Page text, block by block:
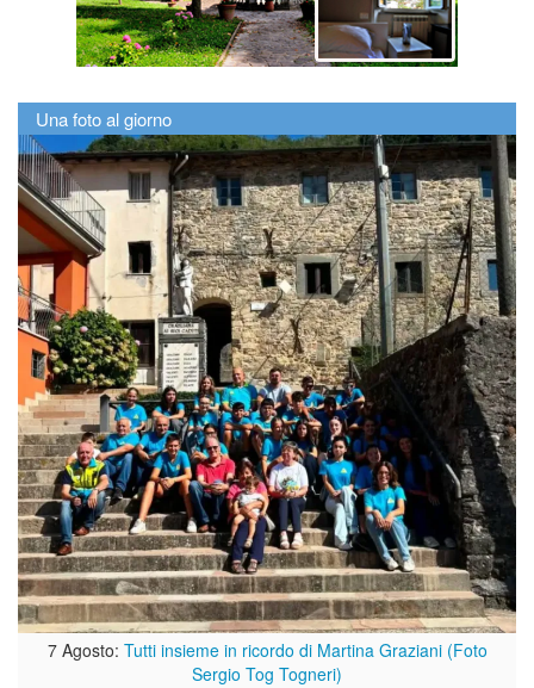
Una foto al giorno
7 Agosto: Tutti insieme in ricordo di Martina Graziani (Foto
Sergio Tog Togneri)